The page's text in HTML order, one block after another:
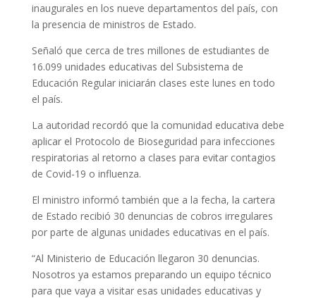
inaugurales en los nueve departamentos del país, con
la presencia de ministros de Estado.
Señaló que cerca de tres millones de estudiantes de
16.099 unidades educativas del Subsistema de
Educación Regular iniciarán clases este lunes en todo
el país.
La autoridad recordó que la comunidad educativa debe
aplicar el Protocolo de Bioseguridad para infecciones
respiratorias al retorno a clases para evitar contagios
de Covid-19 o influenza.
El ministro informó también que a la fecha, la cartera
de Estado recibió 30 denuncias de cobros irregulares
por parte de algunas unidades educativas en el país.
“Al Ministerio de Educación llegaron 30 denuncias.
Nosotros ya estamos preparando un equipo técnico
para que vaya a visitar esas unidades educativas y